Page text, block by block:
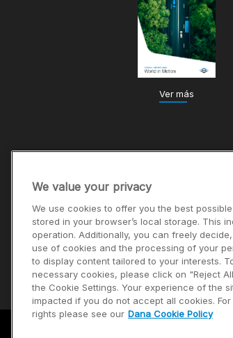
Ver más
We value your privacy
We use cookies to offer you the best
stored in your browser’s local storage. This
operation. Additionally, you can freely
use of cookies and the processing of your
to display content tailored to your interests.
necessary cookies, please click on "Reject
the Cookie Settings. Your experience of the
impacted if you do not accept all cookies.
rights please see our Dana Cookie Policy